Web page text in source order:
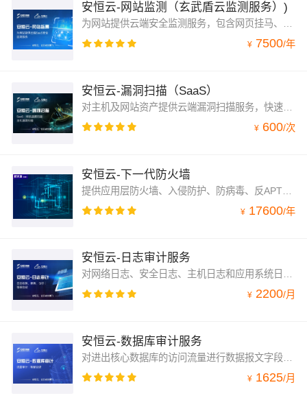
安恒云-网站监测（玄武盾云监测服务）)
为网站提供云端安全监测服务，包含网页挂马、页面篡改、网页劫持、敏感内容、信息泄露、网站可用性等安全风险发现能力,帮您快速发现网站潜在安全隐患。
¥ 7500/年
安恒云-漏洞扫描（SaaS）
对主机及网站资产提供云端漏洞扫描服务，快速发现网站或主机漏洞风险,防止攻击者通过漏洞植入后门、窃取核心数据、破坏服务器等，帮助企业持续地发现暴露在互联网边界上的常见安全风险。
¥ 600/次
安恒云-下一代防火墙
提供应用层防火墙、入侵防护、防病毒、反APT、VPN、智能带宽管理、多出口链路负载均衡、内容过滤、URL过滤等多重安全功能,以资产为视角，构建全流程防御的下一代安全防护体系
¥ 17600/年
安恒云-日志审计服务
¥ 2200/月
安恒云-数据库审计服务
对进出核心数据库的访问流量进行数据报文字段级的解析操作，还原操作细节，并提供实时的记录告警、审计取证追溯以及异常行为分析功能，解决数据库权限划分混乱、账号复用、事故追查难、安全规章制度难以落实等全方位的安全监控保障。
¥ 1625/月